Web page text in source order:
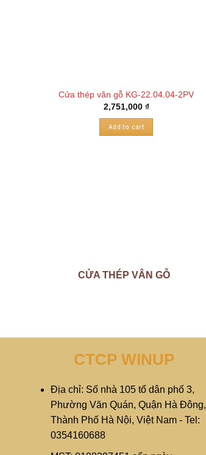
Cửa thép vân gỗ KG-22.04.04-2PV
2,751,000 ₫
Add to cart
CỬA THÉP VÂN GỖ
CTCP WINUP
Địa chỉ: Số nhà 105 tổ dân phố 3,
Phường Văn Quán, Quận Hà Đông,
Thành Phố Hà Nội, Việt Nam - Tel:
0354160688